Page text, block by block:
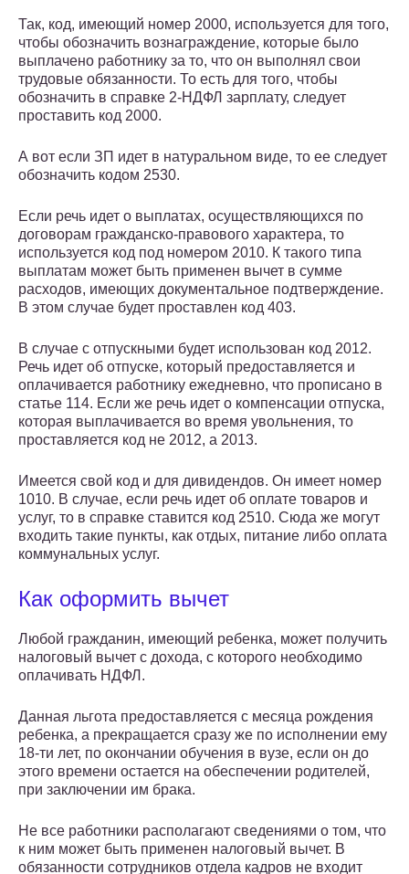
Так, код, имеющий номер 2000, используется для того,
чтобы обозначить вознаграждение, которые было
выплачено работнику за то, что он выполнял свои
трудовые обязанности. То есть для того, чтобы
обозначить в справке 2-НДФЛ зарплату, следует
проставить код 2000.
А вот если ЗП идет в натуральном виде, то ее следует
обозначить кодом 2530.
Если речь идет о выплатах, осуществляющихся по
договорам гражданско-правового характера, то
используется код под номером 2010. К такого типа
выплатам может быть применен вычет в сумме
расходов, имеющих документальное подтверждение.
В этом случае будет проставлен код 403.
В случае с отпускными будет использован код 2012.
Речь идет об отпуске, который предоставляется и
оплачивается работнику ежедневно, что прописано в
статье 114. Если же речь идет о компенсации отпуска,
которая выплачивается во время увольнения, то
проставляется код не 2012, а 2013.
Имеется свой код и для дивидендов. Он имеет номер
1010. В случае, если речь идет об оплате товаров и
услуг, то в справке ставится код 2510. Сюда же могут
входить такие пункты, как отдых, питание либо оплата
коммунальных услуг.
Как оформить вычет
Любой гражданин, имеющий ребенка, может получить
налоговый вычет с дохода, с которого необходимо
оплачивать НДФЛ.
Данная льгота предоставляется с месяца рождения
ребенка, а прекращается сразу же по исполнении ему
18-ти лет, по окончании обучения в вузе, если он до
этого времени остается на обеспечении родителей,
при заключении им брака.
Не все работники располагают сведениями о том, что
к ним может быть применен налоговый вычет. В
обязанности сотрудников отдела кадров не входит